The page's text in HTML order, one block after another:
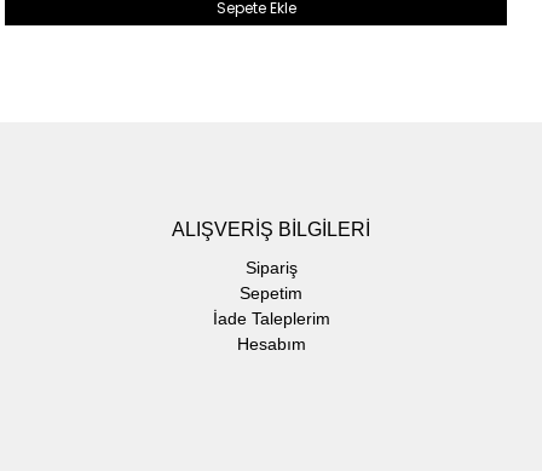
Sepete Ekle
ALIŞVERİŞ BİLGİLERİ
Sipariş
Sepetim
İade Taleplerim
Hesabım